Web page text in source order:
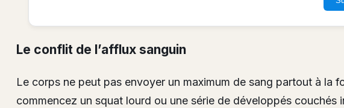
Le conflit de l’afflux sanguin
Le corps ne peut pas envoyer un maximum de sang partout à la
commencez un squat lourd ou une série de développés couchés